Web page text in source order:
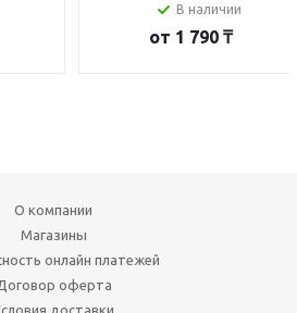
В наличии
от 1 790 ₸
О компании
Магазины
онлайн платежей
оферта
доставки